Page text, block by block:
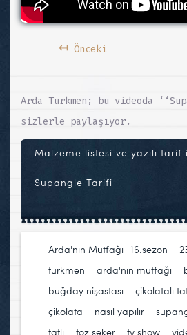
↤Önceki
Arda Türkmen; bu videoda
sizlerle paylaşıyor.
Malzeme listesi ve yazılı tarif
Supangle Tarifi
Arda'nın Mutfağı 16.sezon
türkmen
arda'nın mutfağı
buğday nişastası
çikolatalı
çikolata
nasıl yapılır
tatlı
toz şeker tv show